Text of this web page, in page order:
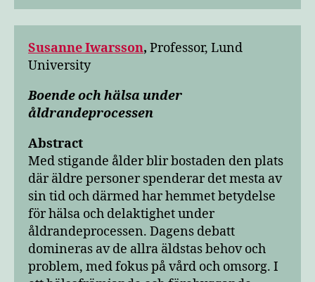
Susanne Iwarsson, Professor, Lund
University
Boende och hälsa under
åldrandeprocessen
Abstract
Med stigande ålder blir bostaden den plats
där äldre personer spenderar det mesta av
sin tid och därmed har hemmet betydelse
för hälsa och delaktighet under
åldrandeprocessen. Dagens debatt
domineras av de allra äldstas behov och
problem, med fokus på vård och omsorg. I